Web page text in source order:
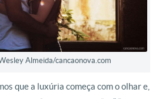
Almeida/cancaonova.com
que a luxúria começa com o olhar e,